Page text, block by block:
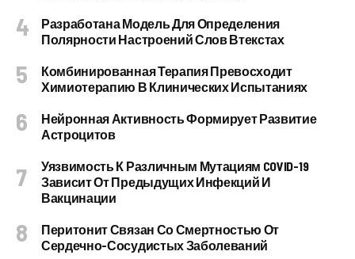
Разработана Модель Для Определения
Полярности Настроений Слов Втекстах
Комбинированная Терапия Превосходит
Химиотерапию В Клинических Испытаниях
Нейронная Активность Формирует Развитие
Астроцитов
Уязвимость К Различным Мутациям COVID-19
Зависит От Предыдущих Инфекций И
Вакцинации
Перитонит Связан Со Смертностью От
Сердечно-Сосудистых Заболеваний